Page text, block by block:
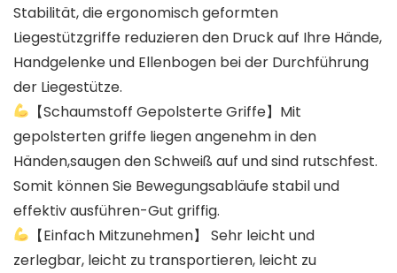
Stabilität, die ergonomisch geformten
Liegestützgriffe reduzieren den Druck auf Ihre Hände,
Handgelenke und Ellenbogen bei der Durchführung
der Liegestütze.
【Schaumstoff Gepolsterte Griffe】Mit
gepolsterten griffe liegen angenehm in den
Händen,saugen den Schweiß auf und sind rutschfest.
Somit können Sie Bewegungsabläufe stabil und
effektiv ausführen-Gut griffig.
【Einfach Mitzunehmen】 Sehr leicht und
zerlegbar, leicht zu transportieren, leicht zu